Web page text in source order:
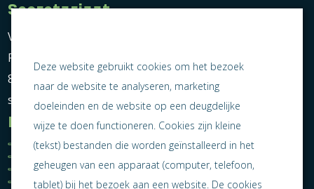
Secretariaat
Vereniging Ondernemend Sneek
Postbus 464
8600 AL Sneek
secretariaat@ondernemendsneek.nl
Informatie
Ledenoverzicht
Algemene voorwaarden
Privacy statement
Nieuws
Lid worden
Contact
Deze website gebruikt cookies om het bezoek
naar de website te analyseren, marketing
doeleinden en de website op een deugdelijke
wijze te doen functioneren. Cookies zijn kleine
(tekst) bestanden die worden geïnstalleerd in het
geheugen van een apparaat (computer, telefoon,
tablet) bij het bezoek aan een website. De cookies